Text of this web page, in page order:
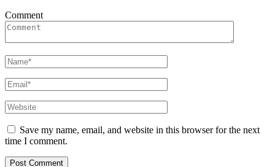
Comment
Save my name, email, and website in this browser for the next
time I comment.